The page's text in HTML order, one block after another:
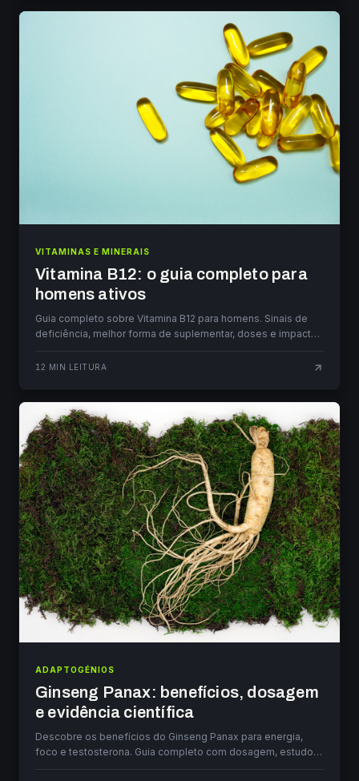
VITAMINAS E MINERAIS
Vitamina B12: o guia completo para
homens ativos
Guia completo sobre Vitamina B12 para homens. Sinais de
deficiência, melhor forma de suplementar, doses e impacto
12 MIN LEITURA
ADAPTOGÉNIOS
Ginseng Panax: benefícios, dosagem
e evidência científica
Descobre os benefícios do Ginseng Panax para energia,
foco e testosterona. Guia completo com dosagem, estudos